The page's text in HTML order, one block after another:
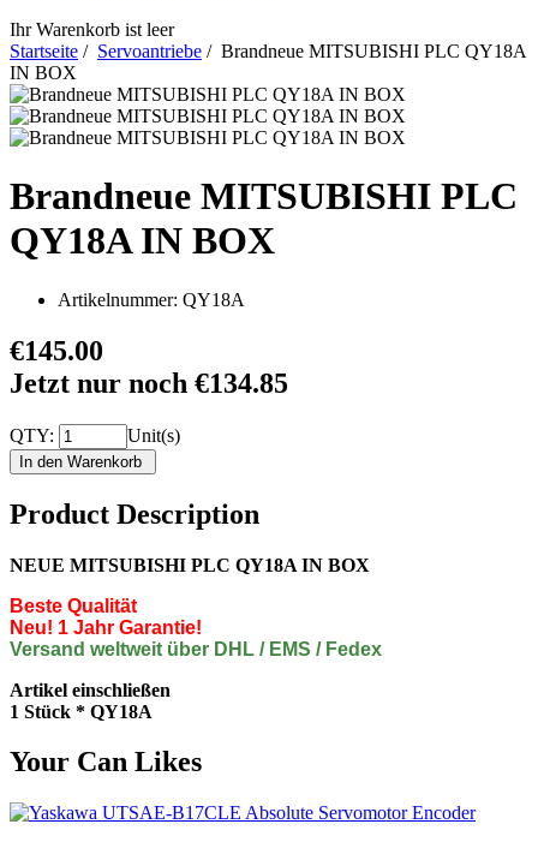
Ihr Warenkorb ist leer
Startseite / Servoantriebe / Brandneue MITSUBISHI PLC QY18A
IN BOX
Brandneue MITSUBISHI PLC
QY18A IN BOX
Artikelnummer: QY18A
€145.00
Jetzt nur noch €134.85
QTY: Unit(s)
Product Description
NEUE MITSUBISHI PLC QY18A IN BOX
Beste Qualität
Neu! 1 Jahr Garantie!
Versand weltweit über DHL / EMS / Fedex
Artikel einschließen
1 Stück * QY18A
Your Can Likes